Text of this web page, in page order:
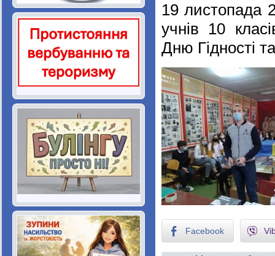
19 листопада
учнів 10
Дню Гідності
Facebook